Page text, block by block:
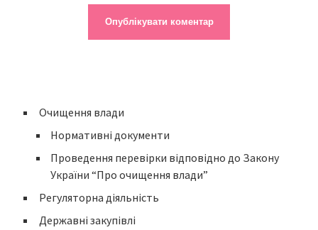
Очищення влади
Нормативні документи
Проведення перевірки відповідно до Закону
України “Про очищення влади”
Регуляторна діяльність
Державні закупівлі